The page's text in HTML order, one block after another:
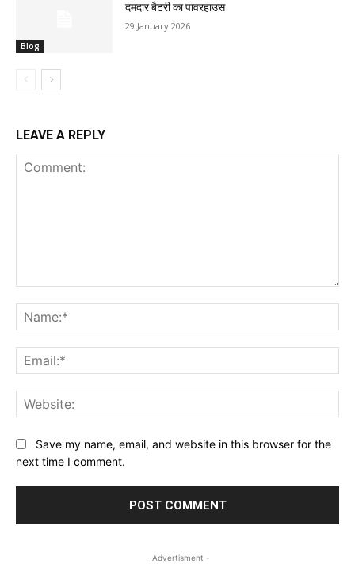
Blog
दमदार बैटरी का पावरहाउस
29 January 2026
LEAVE A REPLY
Save my name, email, and website in this browser for the
next time I comment.
- Advertisment -